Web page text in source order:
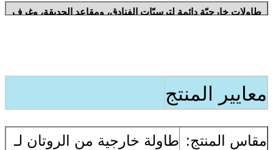
طاولات خارجيّة دائمة لترسيّات الفنادق، ومقاعد الحديقة، وغرف
معايير المنتج
مقاس المنتج: طاولة خارجية من الروتان لـ